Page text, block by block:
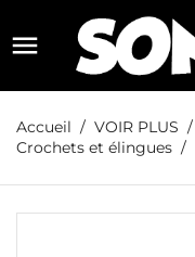

Accueil VOIR PLUS
Crochets et élingues